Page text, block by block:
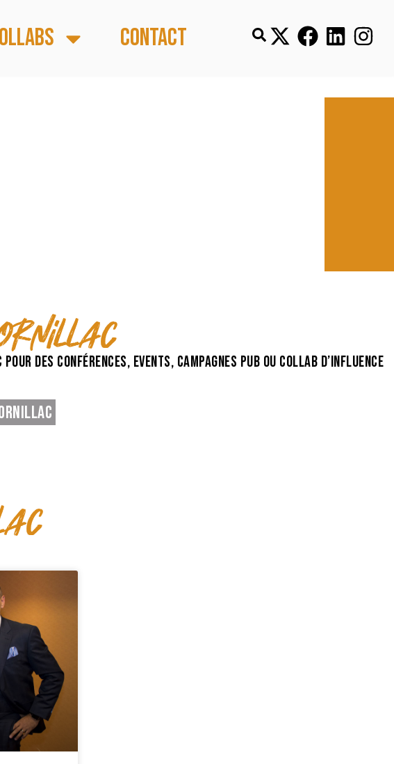
Contact
des conférences, events, campagnes pub ou collab d’influence